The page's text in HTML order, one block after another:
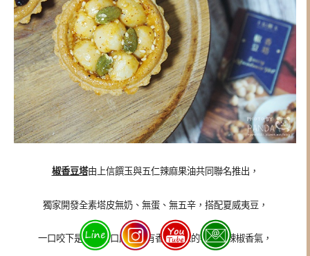
椒香豆塔由上信饌玉與五仁辣麻果油共同聯名推出，
獨家開發全素塔皮無奶、無蛋、無五辛，搭配夏威夷豆，
一口咬下是紮實的口感，還有香香辣辣的花椒與辣椒香氣，